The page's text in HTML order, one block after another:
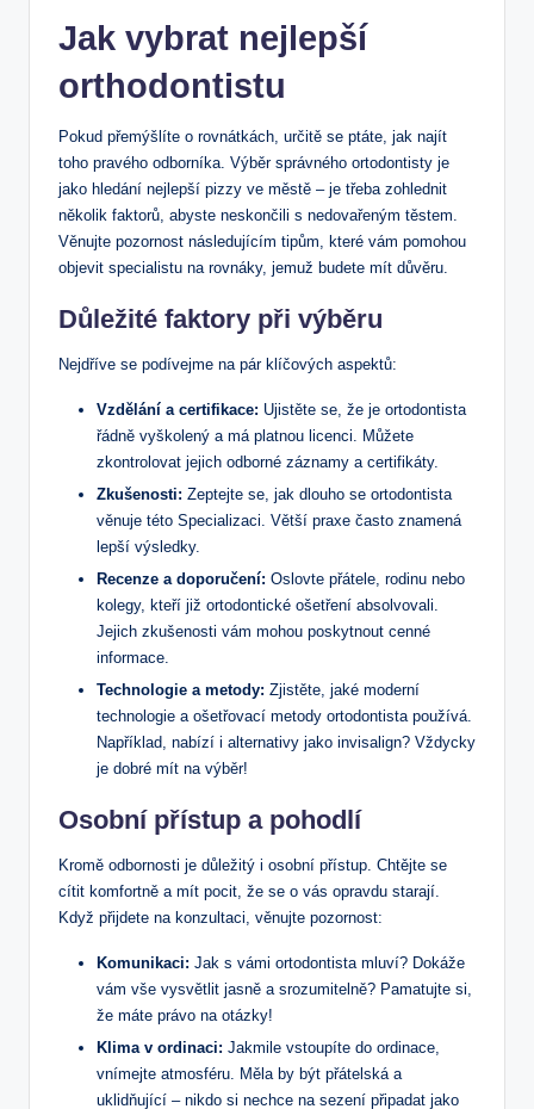
Jak vybrat nejlepší
orthodontistu
Pokud přemýšlíte o rovnátkách, určitě se ptáte, jak najít
toho pravého odborníka. Výběr správného ortodontisty je
jako hledání nejlepší pizzy ve městě – je třeba zohlednit
několik faktorů, abyste neskončili s nedovařeným těstem.
Věnujte pozornost následujícím tipům, které vám pomohou
objevit specialistu na rovnáky, jemuž budete mít důvěru.
Důležité faktory při výběru
Nejdříve se podívejme na pár klíčových aspektů:
Vzdělání a certifikace: Ujistěte se, že je ortodontista
řádně vyškolený a má platnou licenci. Můžete
zkontrolovat jejich odborné záznamy a certifikáty.
Zkušenosti: Zeptejte se, jak dlouho se ortodontista
věnuje této Specializaci. Větší praxe často znamená
lepší výsledky.
Recenze a doporučení: Oslovte přátele, rodinu nebo
kolegy, kteří již ortodontické ošetření absolvovali.
Jejich zkušenosti vám mohou poskytnout cenné
informace.
Technologie a metody: Zjistěte, jaké moderní
technologie a ošetřovací metody ortodontista používá.
Například, nabízí i alternativy jako invisalign? Vždycky
je dobré mít na výběr!
Osobní přístup a pohodlí
Kromě odbornosti je důležitý i osobní přístup. Chtějte se
cítit komfortně a mít pocit, že se o vás opravdu starají.
Když přijdete na konzultaci, věnujte pozornost:
Komunikaci: Jak s vámi ortodontista mluví? Dokáže
vám vše vysvětlit jasně a srozumitelně? Pamatujte si,
že máte právo na otázky!
Klima v ordinaci: Jakmile vstoupíte do ordinace,
vnímejte atmosféru. Měla by být přátelská a
uklidňující – nikdo si nechce na sezení připadat jako